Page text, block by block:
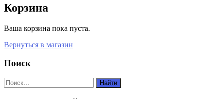
Корзина
Ваша корзина пока пуста.
Вернуться в магазин
Поиск